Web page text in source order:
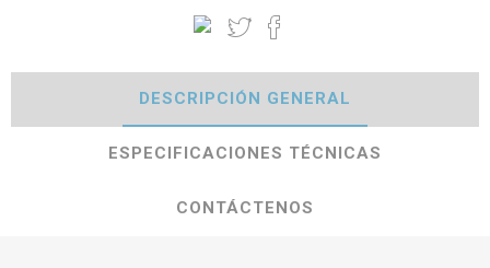
DESCRIPCIÓN GENERAL
ESPECIFICACIONES TÉCNICAS
CONTÁCTENOS